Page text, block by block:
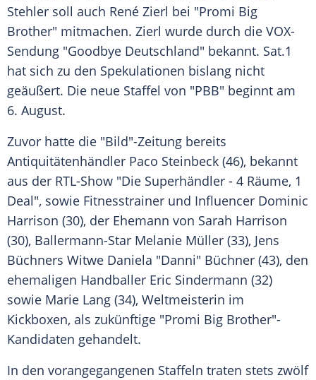
Stehler soll auch René Zierl bei "Promi Big
Brother" mitmachen. Zierl wurde durch die VOX-
Sendung "Goodbye Deutschland" bekannt. Sat.1
hat sich zu den Spekulationen bislang nicht
geäußert. Die neue Staffel von "PBB" beginnt am
6. August.
Zuvor hatte die "Bild"-Zeitung bereits
Antiquitätenhändler Paco Steinbeck (46), bekannt
aus der RTL-Show "Die Superhändler - 4 Räume, 1
Deal", sowie Fitnesstrainer und Influencer Dominic
Harrison (30), der Ehemann von Sarah Harrison
(30), Ballermann-Star Melanie Müller (33), Jens
Büchners Witwe Daniela "Danni" Büchner (43), den
ehemaligen Handballer Eric Sindermann (32)
sowie Marie Lang (34), Weltmeisterin im
Kickboxen, als zukünftige "Promi Big Brother"-
Kandidaten gehandelt.
In den vorangegangenen Staffeln traten stets zwölf